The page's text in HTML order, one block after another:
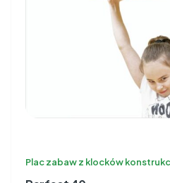
Plac zabaw z klocków